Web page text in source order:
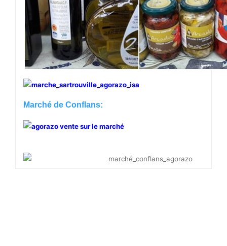
Marché de Conflans: